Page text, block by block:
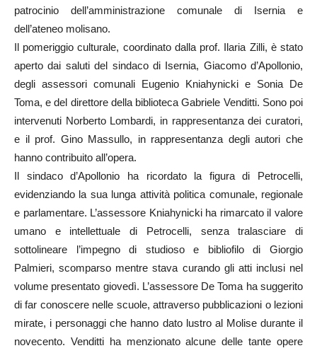
patrocinio dell’amministrazione comunale di Isernia e
dell’ateneo molisano.
Il pomeriggio culturale, coordinato dalla prof. Ilaria Zilli, è stato
aperto dai saluti del sindaco di Isernia, Giacomo d’Apollonio,
degli assessori comunali Eugenio Kniahynicki e Sonia De
Toma, e del direttore della biblioteca Gabriele Venditti. Sono poi
intervenuti Norberto Lombardi, in rappresentanza dei curatori,
e il prof. Gino Massullo, in rappresentanza degli autori che
hanno contribuito all’opera.
Il sindaco d’Apollonio ha ricordato la figura di Petrocelli,
evidenziando la sua lunga attività politica comunale, regionale
e parlamentare. L’assessore Kniahynicki ha rimarcato il valore
umano e intellettuale di Petrocelli, senza tralasciare di
sottolineare l’impegno di studioso e bibliofilo di Giorgio
Palmieri, scomparso mentre stava curando gli atti inclusi nel
volume presentato giovedì. L’assessore De Toma ha suggerito
di far conoscere nelle scuole, attraverso pubblicazioni o lezioni
mirate, i personaggi che hanno dato lustro al Molise durante il
novecento. Venditti ha menzionato alcune delle tante opere